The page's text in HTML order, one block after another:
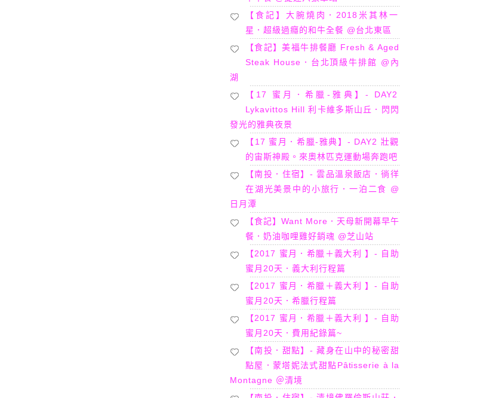
【食記】大腕燒肉．2018米其林一
星．超級過癮的和牛全餐 @台北東區
【食記】美福牛排餐廳 Fresh & Aged
Steak House．台北頂級牛排館 @內
湖
【17 蜜月．希臘-雅典】- DAY2
Lykavittos Hill 利卡維多斯山丘．閃閃
發光的雅典夜景
【17 蜜月．希臘-雅典】- DAY2 壯觀
的宙斯神殿。來奧林匹克運動場奔跑吧
【南投．住宿】- 雲品溫泉飯店．徜徉
在湖光美景中的小旅行．一泊二食 @
日月潭
【食記】Want More．天母新開幕早午
餐．奶油咖哩雞好銷魂 @芝山站
【2017 蜜月．希臘＋義大利 】- 自助
蜜月20天．義大利行程篇
【2017 蜜月．希臘＋義大利 】- 自助
蜜月20天．希臘行程篇
【2017 蜜月．希臘＋義大利 】- 自助
蜜月20天．費用紀錄篇~
【南投．甜點】- 藏身在山中的秘密甜
點屋．蒙塔妮法式甜點Pâtisserie à la
Montagne ＠清境